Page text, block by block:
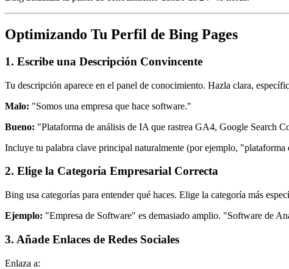
Optimizando Tu Perfil de Bing Pages
1. Escribe una Descripción Convincente
Tu descripción aparece en el panel de conocimiento. Hazla clara,
Malo: "Somos una empresa que hace software."
Bueno: "Plataforma de análisis de IA que rastrea GA4, Google Search
Incluye tu palabra clave principal naturalmente (por ejemplo,
2. Elige la Categoría Empresarial Correcta
Bing usa categorías para entender qué haces. Elige la categoría más
Ejemplo: "Empresa de Software" es demasiado amplio. "Software de
3. Añade Enlaces de Redes Sociales
Enlaza a: